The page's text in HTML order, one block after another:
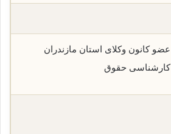
عضو کانون وکلای استان مازندران
کارشناسی حقوق